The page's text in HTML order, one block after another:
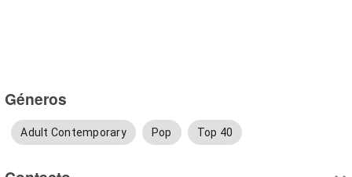
Géneros
Adult Contemporary Pop Top 40